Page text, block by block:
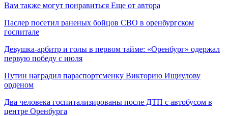
Вам также могут понравиться Еще от автора
Паслер посетил раненых бойцов СВО в оренбургском
госпитале
Девушка-арбитр и голы в первом тайме: «Оренбург» одержал
первую победу с июля
Путин наградил параспортсменку Викторию Ищиулову
орденом
Два человека госпитализированы после ДТП с автобусом в
центре Оренбурга